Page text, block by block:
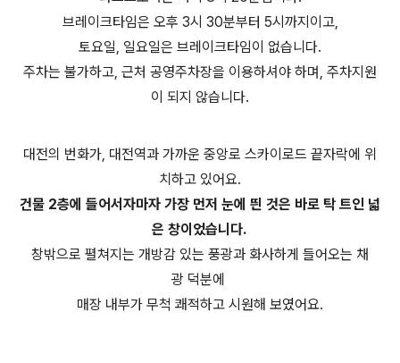
브레이크타임은 오후 3시 30분부터 5시까지이고,
토요일, 일요일은 브레이크타임이 없습니다.
주차는 불가하고, 근처 공영주차장을 이용하셔야 하며, 주차지원
이 되지 않습니다.
대전의 번화가, 대전역과 가까운 중앙로 스카이로드 끝자락에 위
치하고 있어요.
건물 2층에 들어서자마자 가장 먼저 눈에 띈 것은 바로 탁 트인 넓
은 창이었습니다.
창밖으로 펼쳐지는 개방감 있는 풍광과 화사하게 들어오는 채
광 덕분에
매장 내부가 무척 쾌적하고 시원해 보였어요.